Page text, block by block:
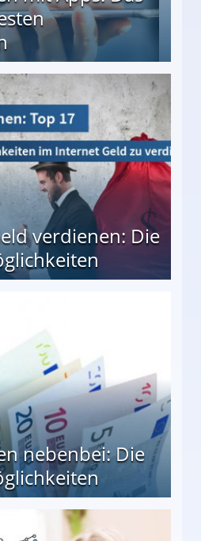
verdienen: Die
nebenbei: Die